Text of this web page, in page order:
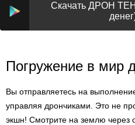
Скачать ДРОН
Погружение в мир
Вы отправляетесь на
управляя дрончиками. Это не
экшн! Смотрите на землю